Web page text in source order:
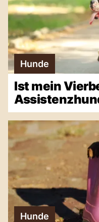
Hunde
Ist mein
Hunde